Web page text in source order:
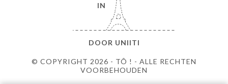
© COPYRIGHT 2026 - TÔ ! - ALLE RECHTEN
VOORBEHOUDEN
IN
DOOR UNIITI